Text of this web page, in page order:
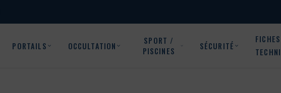
PORTAILS OCCULTATION
SPORT /
PISCINES
SÉCURITÉ
FICHES